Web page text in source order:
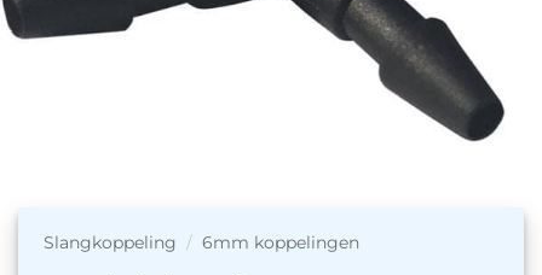
Slangkoppeling / 6mm koppelingen